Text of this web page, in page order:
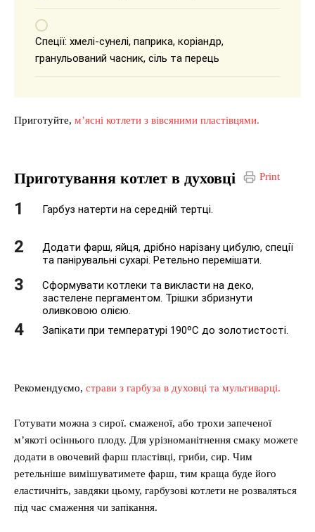
Спеції: хмелі-сунелі, паприка, коріандр,
гранульований часник, сіль та перець
Приготуйте, м’ясні котлети з вівсяними пластівцями.
Print
Приготування котлет в духовці
Гарбуз натерти на середній тертці.
Додати фарш, яйця, дрібно нарізану цибулю, спеції
та панірувальні сухарі. Ретельно перемішати.
Сформувати котлеки та викласти на деко,
застелене пергаментом. Трішки збризнути
оливковою олією.
Запікати при температурі 190ºС до золотистості.
Рекомендуємо, страви з гарбуза в духовці та мультиварці.
Готувати можна з сирої. смаженої, або трохи запеченої
м’якоті осіннього плоду. Для урізноманітнення смаку можете
додати в овочевий фарш пластівці, гриби, сир. Чим
ретельніше вимішуватимете фарш, тим краща буде його
еластичніть, завдяки цьому, гарбузові котлети не розваляться
під час смаження чи запікання.